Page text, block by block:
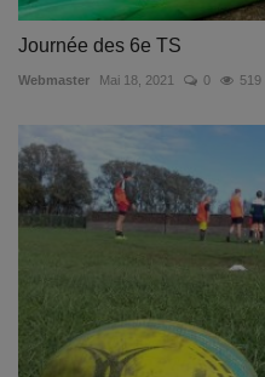
Journée des 6e TS
Webmaster Mai 18, 2021 0 519